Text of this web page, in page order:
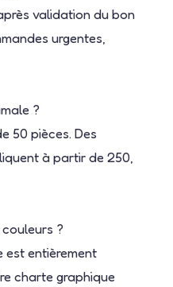
validation du bon
urgentes,
?
50 pièces. Des
à partir de 250,
?
est entièrement
charte graphique